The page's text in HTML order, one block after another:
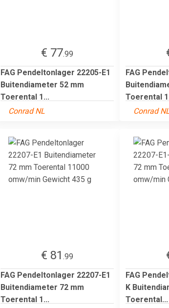
€ 77.99
FAG Pendeltonlager 22205-E1
Buitendiameter 52 mm
Toerental 1...
Conrad NL
FAG
Toerental
Conrad
€ 81 .99
FAG Pendeltonlager 22207-E1
Buitendiameter 72 mm
Toerental 1...
FAG
K
Toerental...